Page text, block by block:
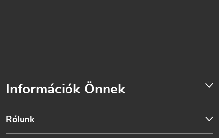
Információk Önnek
Rólunk